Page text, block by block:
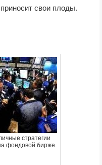
свои плоды.
стратегии
фондовой бирже.